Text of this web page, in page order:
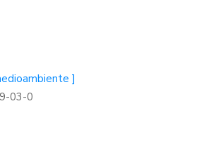
]
03-0